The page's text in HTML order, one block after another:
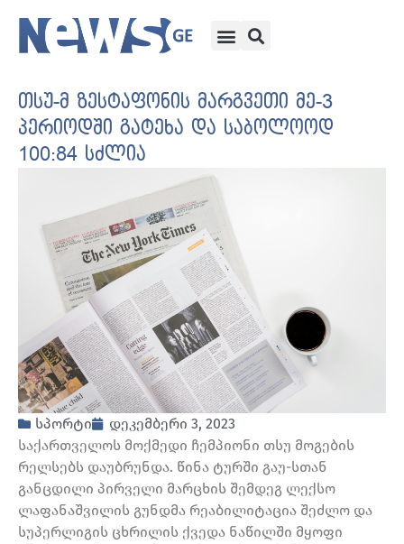
თსუ-მ ზესტაფონის მარგვეთი მე-3
პერიოდში გატეხა და საბოლოოდ
100:84 სძლია
სპორტი
დეკემბერი 3, 2023
საქართველოს მოქმედი ჩემპიონი თსუ მოგების
რელსებს დაუბრუნდა. წინა ტურში გაუ-სთან
განცდილი პირველი მარცხის შემდეგ ლექსო
ლაფანაშვილის გუნდმა რეაბილიტაცია შეძლო და
სუპერლიგის ცხრილის ქვედა ნაწილში მყოფი